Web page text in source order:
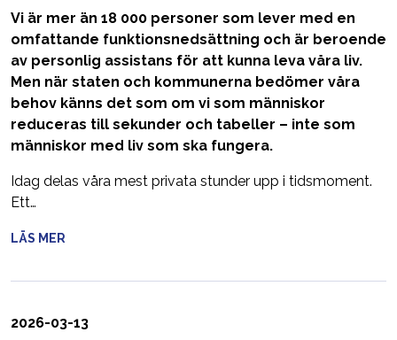
Vi är mer än 18 000 personer som lever med en
omfattande funktionsnedsättning och är beroende
av personlig assistans för att kunna leva våra liv.
Men när staten och kommunerna bedömer våra
behov känns det som om vi som människor
reduceras till sekunder och tabeller – inte som
människor med liv som ska fungera.
Idag delas våra mest privata stunder upp i tidsmoment.
Ett…
LÄS MER
2026-03-13